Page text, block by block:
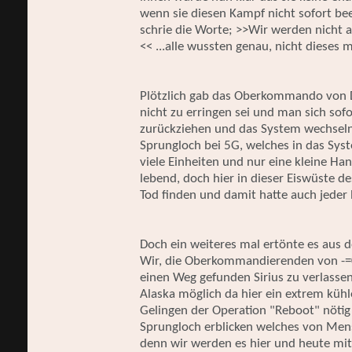
wenn sie diesen Kampf nicht sofort
schrie die Worte; >>Wir werden nicht
<< ...alle wussten genau, nicht dieses
Plötzlich gab das Oberkommando von
nicht zu erringen sei und man sich
zurückziehen und das System
Sprungloch bei 5G, welches in das
viele Einheiten und nur eine kleine
lebend, doch hier in dieser Eiswüste
Tod finden und damit hatte auch jeder
Doch ein weiteres mal ertönte es aus
Wir, die Oberkommandierenden von -
einen Weg gefunden Sirius zu
Alaska möglich da hier ein extrem
Gelingen der Operation "Reboot"
Sprungloch erblicken welches von
denn wir werden es hier und heute